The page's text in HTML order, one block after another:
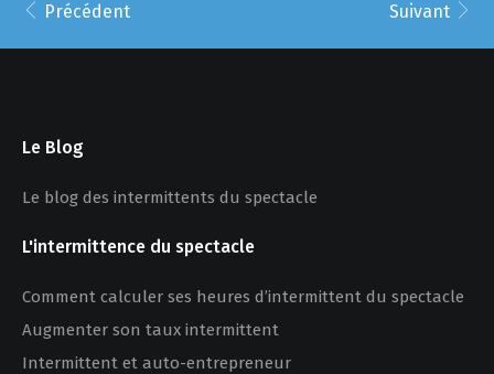
Précédent Suivant
Le Blog
Le blog des intermittents du spectacle
L'intermittence du spectacle
Comment calculer ses heures d’intermittent du spectacle
Augmenter son taux intermittent
Intermittent et auto-entrepreneur